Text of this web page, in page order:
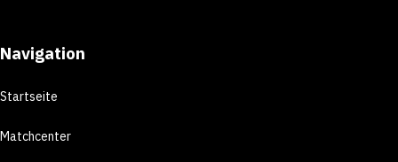
Navigation
Startseite
Matchcenter